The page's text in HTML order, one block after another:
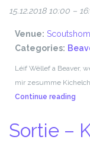
15.12.2018 10:00 –
Venue:
Categories:
Léif Wëllef a Beaver,
mir zesumme
Continue reading
Sortie –